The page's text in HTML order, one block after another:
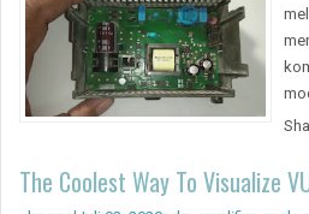
ahocoolJuli 21, 2020arduino,kontrol